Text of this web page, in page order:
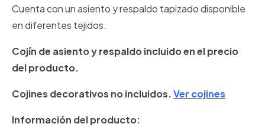
Cuenta con un asiento y respaldo tapizado disponible
en diferentes tejidos.
Cojín de asiento y respaldo incluido en el precio
del producto.
Cojines decorativos no incluidos.Ver cojines
Información del producto: